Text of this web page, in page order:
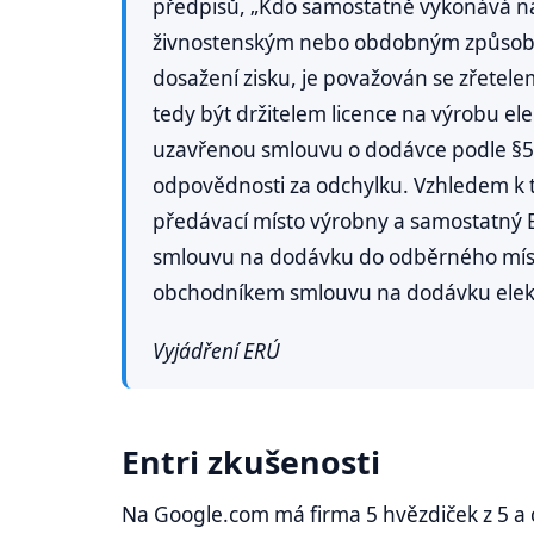
předpisů, „Kdo samostatně vykonává
živnostenským nebo obdobným
dosažení zisku, je považován se
tedy být držitelem licence na výrobu
uzavřenou smlouvu o dodávce podle
odpovědnosti za odchylku. Vzhledem
předávací místo výrobny a samostatný
smlouvu na dodávku do odběrného
obchodníkem smlouvu na dodávku
Vyjádření ERÚ
Entri zkušenosti
Na Google.com má firma 5 hvězdiček z 5